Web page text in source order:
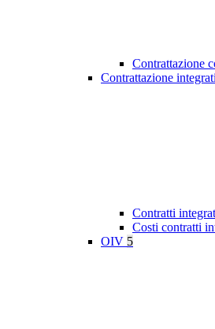
Contrattazione
Contrattazione
Contratti
Costi contratti
OIV 5